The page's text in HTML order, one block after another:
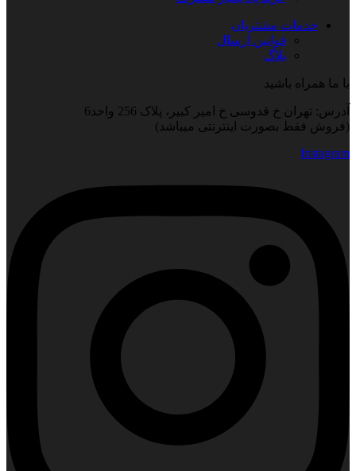
خدمات مشتریان
قوانین ارسال
بلاگ
با ما همراه باشید
آدرس: تهران خ قدوسی خ امیر کبیر، پلاک 256 واحد6
(فروش فقط بصورت اینترنتی میباشد)
Instagram